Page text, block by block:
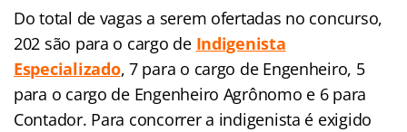
Do total de vagas a serem ofertadas no concurso,
202 são para o cargo de Indigenista
Especializado, 7 para o cargo de Engenheiro, 5
para o cargo de Engenheiro Agrônomo e 6 para
Contador. Para concorrer a indigenista é exigido